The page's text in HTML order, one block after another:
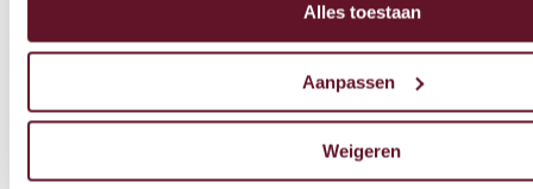
Alles toestaan
Aanpassen
Weigeren